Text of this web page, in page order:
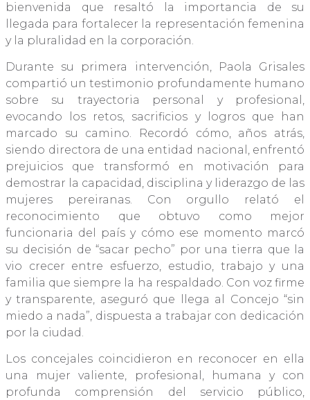
bienvenida que resaltó la importancia de su
llegada para fortalecer la representación femenina
y la pluralidad en la corporación.
Durante su primera intervención, Paola Grisales
compartió un testimonio profundamente humano
sobre su trayectoria personal y profesional,
evocando los retos, sacrificios y logros que han
marcado su camino. Recordó cómo, años atrás,
siendo directora de una entidad nacional, enfrentó
prejuicios que transformó en motivación para
demostrar la capacidad, disciplina y liderazgo de las
mujeres pereiranas. Con orgullo relató el
reconocimiento que obtuvo como mejor
funcionaria del país y cómo ese momento marcó
su decisión de “sacar pecho” por una tierra que la
vio crecer entre esfuerzo, estudio, trabajo y una
familia que siempre la ha respaldado. Con voz firme
y transparente, aseguró que llega al Concejo “sin
miedo a nada”, dispuesta a trabajar con dedicación
por la ciudad.
Los concejales coincidieron en reconocer en ella
una mujer valiente, profesional, humana y con
profunda comprensión del servicio público,